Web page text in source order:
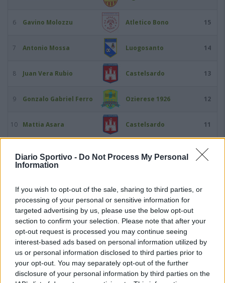
Diario Sportivo - Do Not Process My Personal
Information
If you wish to opt-out of the sale, sharing to third parties, or
processing of your personal or sensitive information for
targeted advertising by us, please use the below opt-out
section to confirm your selection. Please note that after your
opt-out request is processed you may continue seeing
interest-based ads based on personal information utilized by
us or personal information disclosed to third parties prior to
your opt-out. You may separately opt-out of the further
disclosure of your personal information by third parties on the
6 Gavino Molozzu Atletico Bono 15
7 Antonio Mossa Luogosanto 14
8 Juan Vera Rubio Castelsardo 13
9 Gonzalo Gabriel Ferro Ozierese 1926 12
10 Mattia Asara Castelsardo 11
11
13 Predrag Radovanovic Coghinas Calcio
15 Oscar Foddai Thiesi
16 Augusto Bonivardi Arzachena Academy 9